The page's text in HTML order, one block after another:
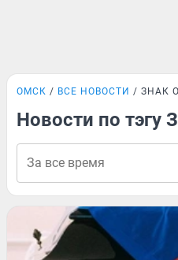
ОМСК ВСЕ НОВОСТИ ЗНАК
Новости по тэгу